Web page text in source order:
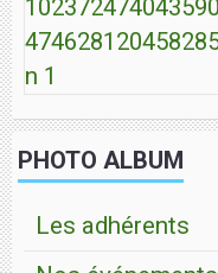
PHOTO ALBUM
Les adhérents